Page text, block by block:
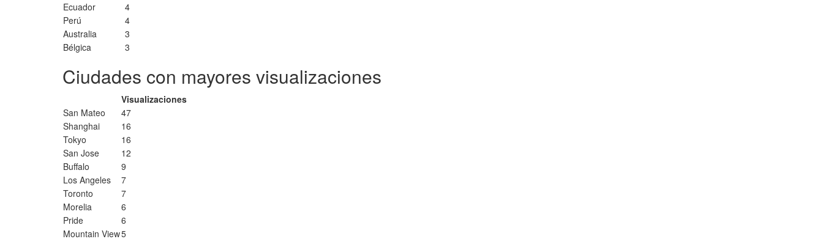
Ecuador
4
Perú
4
Australia
3
Bélgica
3
Ciudades con mayores visualizaciones
Visualizaciones
San Mateo
47
Shanghai
16
Tokyo
16
San Jose
12
Buffalo
9
Los Angeles
7
Toronto
7
Morelia
6
Pride
6
Mountain View5